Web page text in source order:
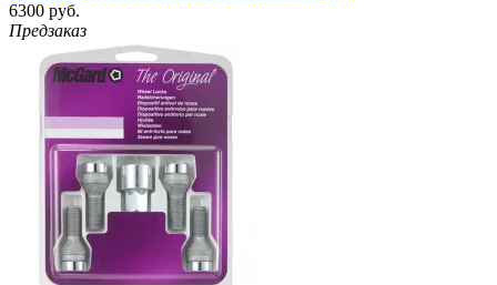
6300 руб.
Предзаказ